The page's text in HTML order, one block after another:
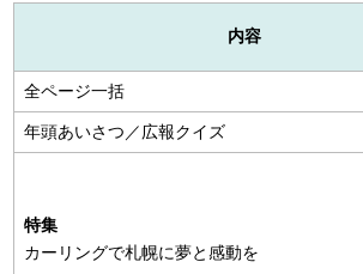
内容
全ページ一括
年頭あいさつ／広報クイズ
特集
カーリングで札幌に夢と感動を